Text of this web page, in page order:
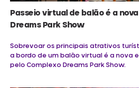
Passeio virtual de balão é a
Dreams Park Show
Sobrevoar os principais atrativos
a bordo de um balão virtual é a nova
pelo Complexo Dreams Park Show.